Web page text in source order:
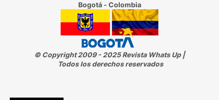
Bogotá - Colombia
© Copyright 2009 - 2025 Revista Whats Up |
Todos los derechos reservados